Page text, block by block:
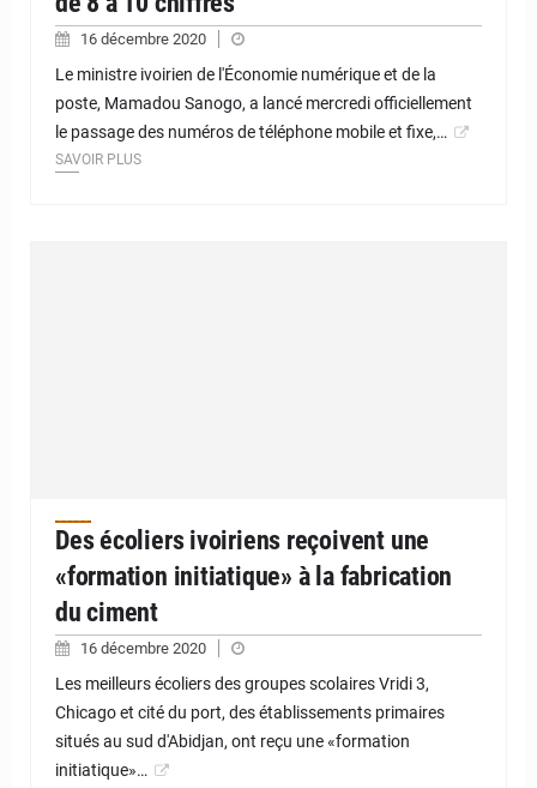
16 décembre 2020
Le ministre ivoirien de l'Économie numérique et de la
poste, Mamadou Sanogo, a lancé mercredi officiellement
le passage des numéros de téléphone mobile et fixe,…
SAVOIR PLUS
Des écoliers ivoiriens reçoivent une
«formation initiatique» à la fabrication
du ciment
16 décembre 2020
Les meilleurs écoliers des groupes scolaires Vridi 3,
Chicago et cité du port, des établissements primaires
situés au sud d'Abidjan, ont reçu une «formation
initiatique»…